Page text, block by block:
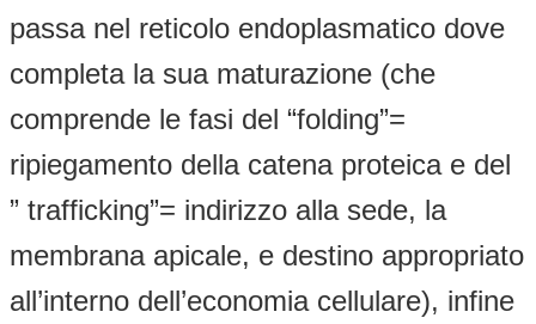
passa nel reticolo endoplasmatico dove
completa la sua maturazione (che
comprende le fasi del “folding”=
ripiegamento della catena proteica e del
” trafficking”= indirizzo alla sede, la
membrana apicale, e destino appropriato
all’interno dell’economia cellulare), infine